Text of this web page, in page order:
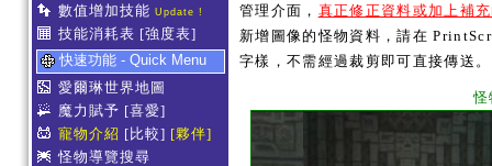
數值增加技能 Update !
技能消耗表 [強度表]
快速功能 - Quick Menu
愛爾琳世界地圖
魔力賦予 [喜愛]
寵物介紹 [比較] [夥伴]
怪物導覽搜尋
管理介面， 真正修正資料或加上補
新增圖像的怪物資料，請在
字樣，不需經過裁剪即可直接傳送。
怪